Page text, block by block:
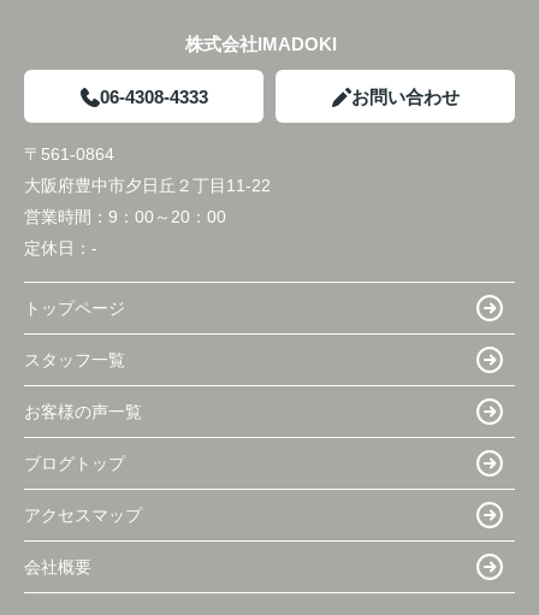
株式会社IMADOKI
06-4308-4333 お問い合わせ
〒561-0864
大阪府豊中市夕日丘２丁目11-22
営業時間： 9：00～20：00
定休日： -
トップページ
スタッフ一覧
お客様の声一覧
ブログトップ
アクセスマップ
会社概要